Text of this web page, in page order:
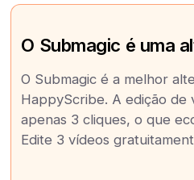
O Submagic é uma
O Submagic é a melhor
HappyScribe. A edição de
apenas 3 cliques, o que
Edite 3 vídeos